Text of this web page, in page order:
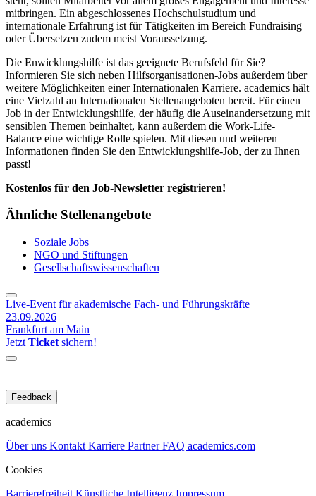
mitbringen. Ein abgeschlossenes Hochschulstudium und
internationale Erfahrung ist für Tätigkeiten im Bereich Fundraising
oder Übersetzen zudem meist Voraussetzung.
Die Enwicklungshilfe ist das geeignete Berufsfeld für Sie?
Informieren Sie sich neben Hilfsorganisationen-Jobs außerdem über
weitere Möglichkeiten einer Internationalen Karriere. academics hält
eine Vielzahl an Internationalen Stellenangeboten bereit. Für einen
Job in der Entwicklungshilfe, der häufig die Auseinandersetzung mit
sensiblen Themen beinhaltet, kann außerdem die Work-Life-
Balance eine wichtige Rolle spielen. Mit diesen und weiteren
Informationen finden Sie den Entwicklungshilfe-Job, der zu Ihnen
passt!
Kostenlos für den Job-Newsletter registrieren!
Ähnliche Stellenangebote
Soziale Jobs
NGO und Stiftungen
Gesellschaftswissenschaften
Live-Event für akademische Fach- und Führungskräfte
23.09.2026
Frankfurt am Main
Jetzt Ticket sichern!
Feedback
academics
Über uns Kontakt Karriere PartnerFAQ academics.com
Cookies